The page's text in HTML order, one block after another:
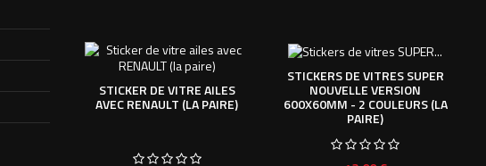
STICKER DE VITRE AILES
AVEC RENAULT (LA PAIRE)
STICKERS DE VITRES SUPER
NOUVELLE VERSION
600X60MM - 2 COULEURS (LA
PAIRE)